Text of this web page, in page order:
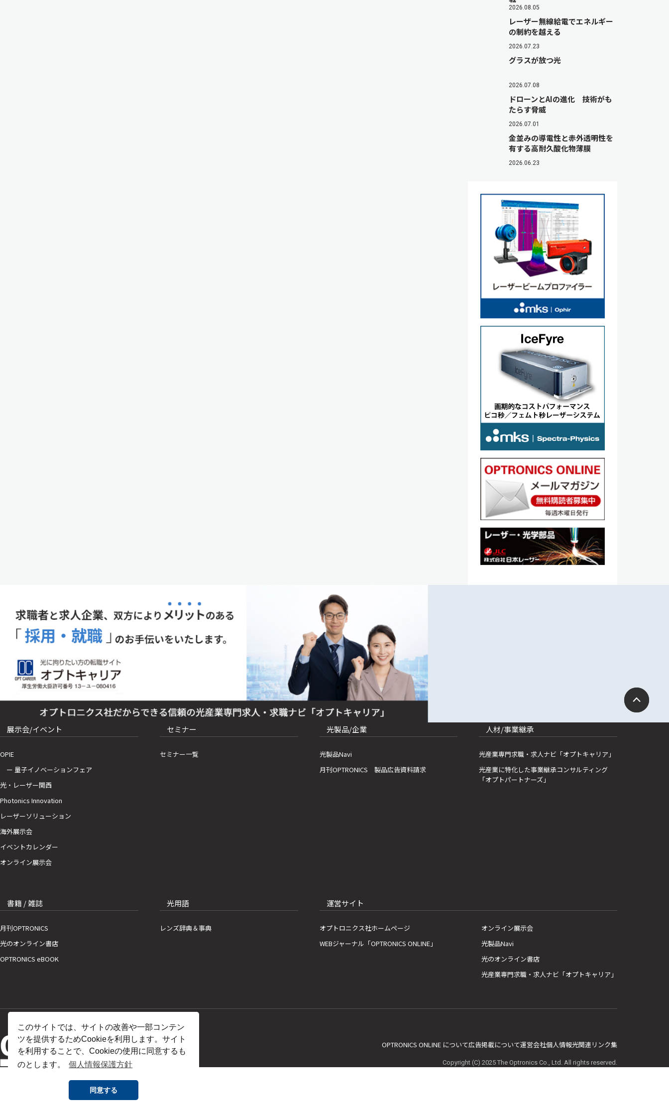
このサイトでは、サイトの改善や一部コンテン
ツを提供するためCookieを利用します。サイト
を利用することで、Cookieの使用に同意するも
のとします。
個人情報保護方針
同意する
2026.08.05
レーザー無線給電でエネルギー
の制約を越える
2026.07.23
グラスが放つ光
2026.07.08
ドローンとAIの進化 技術がも
たらす脅威
2026.07.01
金並みの導電性と赤外透明性を
有する高耐久酸化物薄膜
2026.06.23
展示会/イベント
OPIE
ー 量子イノベーションフェア
光・レーザー関西
Photonics Innovation
レーザーソリューション
海外展示会
イベントカレンダー
オンライン展示会
セミナー
セミナー一覧
光製品/企業
光製品Navi
月刊OPTRONICS 製品広告資料請求
人材/事業継承
光産業専門求職・求人ナビ「オプトキャリア」
光産業に特化した事業継承コンサルティング
「オプトパートナーズ」
書籍 / 雑誌
月刊OPTRONICS
光のオンライン書店
OPTRONICS eBOOK
光用語
レンズ辞典＆事典
運営サイト
オプトロニクス社ホームページ
WEBジャーナル「OPTRONICS ONLINE」
オンライン展示会
光製品Navi
光のオンライン書店
光産業専門求職・求人ナビ「オプトキャリア」
OPTRONICS ONLINE について広告掲載について運営会社個人情報光関連リンク集
Copyright (C) 2025 The Optronics Co., Ltd. All rights reserved.